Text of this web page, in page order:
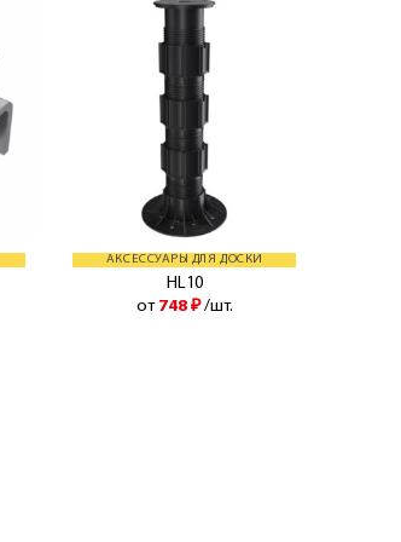
АКСЕССУАРЫ ДЛЯ ДОСКИ
HL10
от 748 ₽ /шт.